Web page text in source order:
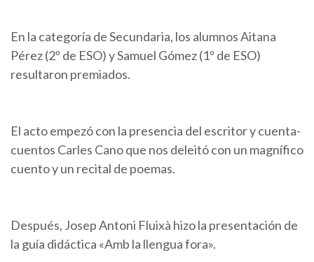
En la categoría de Secundaria, los alumnos Aitana
Pérez (2º de ESO) y Samuel Gómez (1º de ESO)
resultaron premiados.
El acto empezó con la presencia del escritor y cuenta-
cuentos Carles Cano que nos deleitó con un magnífico
cuento y un recital de poemas.
Después, Josep Antoni Fluixà hizo la presentación de
la guía didáctica «Amb la llengua fora».